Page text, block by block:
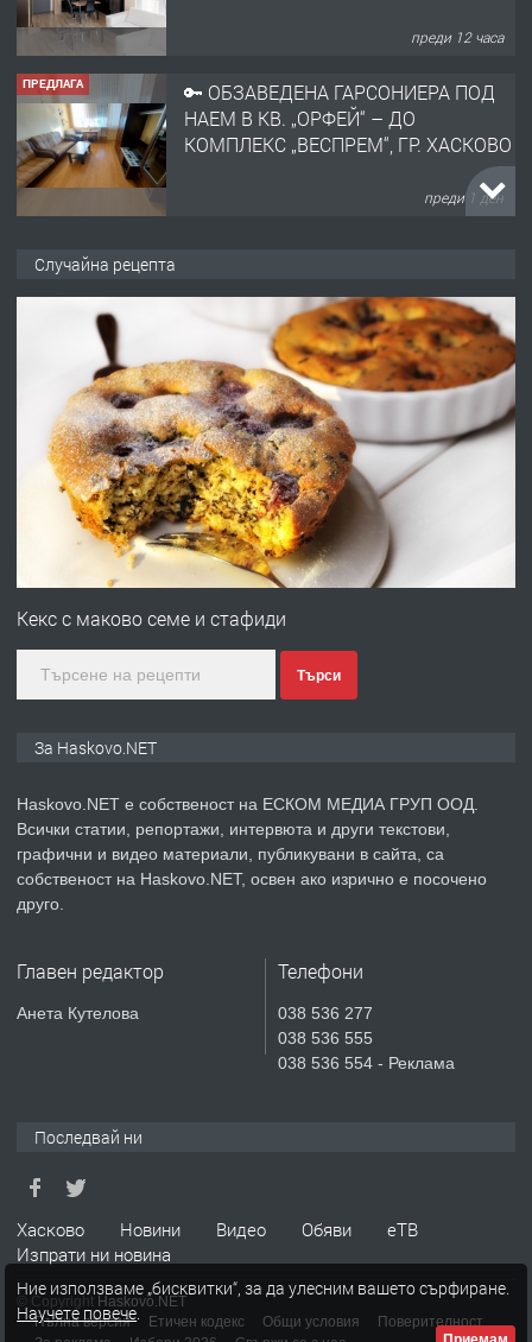
преди 12 часа
ПРЕДЛАГА
🔑 ОБЗАВЕДЕНА ГАРСОНИЕРА ПОД
НАЕМ В КВ. „ОРФЕЙ“ – ДО
КОМПЛЕКС „ВЕСПРЕМ“, ГР. ХАСКОВО
преди 1 ден
АПАРТАМЕНТ В ЦЕНТЪРА НА ГР.
ХАСКОВО
преди 2 дни
ПРЕДЛАГА Давам гараж под наем
№4120 Магазин/Офис под наем в кв.
градската градина!
преди 3 дни
ПРЕДЛАГА
Продавам парцел в гр. Хасково кв.
СГЛОБЯВАНЕ НА МЕБЕЛИ.
апартамент под наем в кв.
Училищни, гр. Хасково.
преди 3 дни
Случайна рецепта
Кекс с маково семе и стафиди
Търси
За Haskovo.NET
Haskovo.NET е собственост на ЕСКОМ МЕДИА ГРУП ООД.
Всички статии, репортажи, интервюта и други текстови,
графични и видео материали, публикувани в сайта, са
собственост на Haskovo.NET, освен ако изрично е посочено
друго.
Главен редактор
Анета Кутелова
Телефони
038 536 277
038 536 555
038 536 554 - Реклама
Последвай ни
Хасково Новини Видео Обяви
еТВ
Изпрати ни новина
© Copyright Haskovo.NET
Пълна версия
Етичен кодекс Общи условия
Поверителност
Ние използваме „бисквитки“, за да улесним вашето сърфиране.
Научете повече.